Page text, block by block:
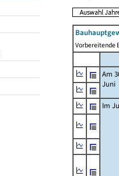
Vorbereitende
Am
Juni
Im